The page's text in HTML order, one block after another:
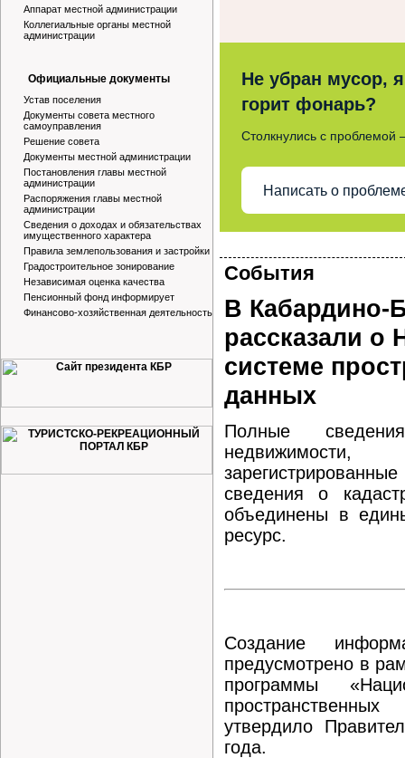
Аппарат местной администрации
Коллегиальные органы местной
администрации
Официальные документы
Устав поселения
Документы совета местного
самоуправления
Решение совета
Документы местной администрации
Постановления главы местной
администрации
Распоряжения главы местной
администрации
Сведения о доходах и обязательствах
имущественного характера
Правила землепользования и застройки
Градостроительное зонирование
Независимая оценка качества
Пенсионный фонд информирует
Финансово-хозяйственная деятельность
Не убран мусор,
горит фонарь?
Столкнулись с
Написать о
События
В Кабардино-
рассказали о
системе
данных
Полные
сведения о
объединены в
ресурс.
Создание
предусмотрено в
программы
утвердило
года.